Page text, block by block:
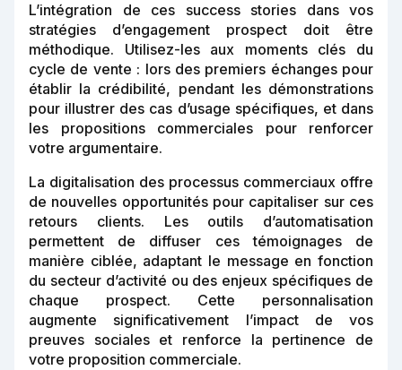
L’intégration de ces success stories dans vos
stratégies d’engagement prospect doit être
méthodique. Utilisez-les aux moments clés du
cycle de vente : lors des premiers échanges pour
établir la crédibilité, pendant les démonstrations
pour illustrer des cas d’usage spécifiques, et dans
les propositions commerciales pour renforcer
votre argumentaire.
La digitalisation des processus commerciaux offre
de nouvelles opportunités pour capitaliser sur ces
retours clients. Les outils d’automatisation
permettent de diffuser ces témoignages de
manière ciblée, adaptant le message en fonction
du secteur d’activité ou des enjeux spécifiques de
chaque prospect. Cette personnalisation
augmente significativement l’impact de vos
preuves sociales et renforce la pertinence de
votre proposition commerciale.